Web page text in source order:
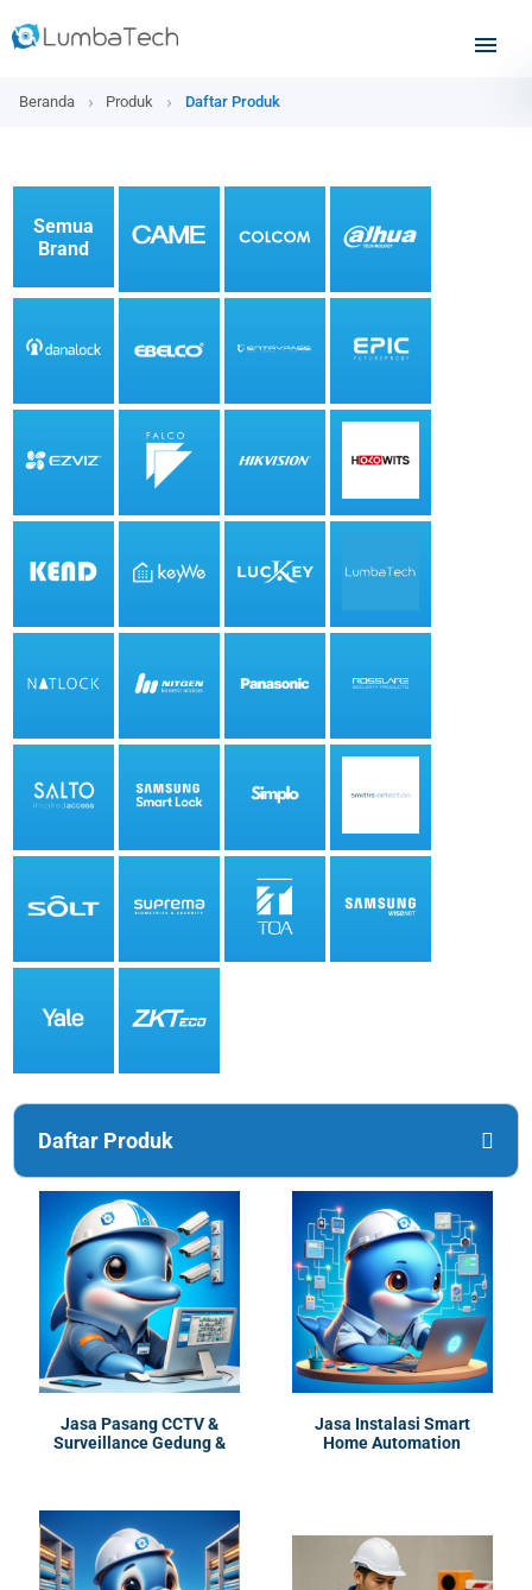
Beranda Produk Daftar Produk
Semua
Brand
Daftar Produk
Jasa Pasang CCTV &
Surveillance Gedung &
Jasa Instalasi Smart
Home Automation